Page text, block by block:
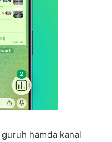
guruh hamda kanal